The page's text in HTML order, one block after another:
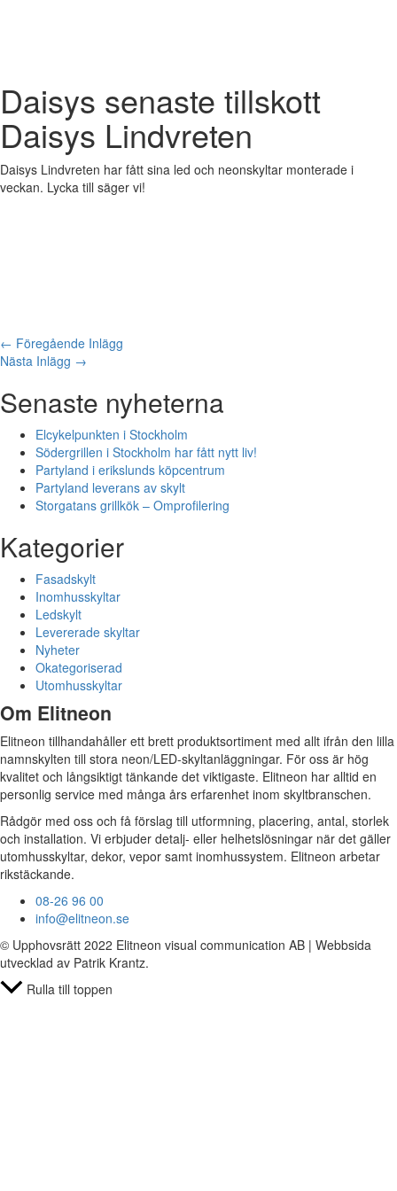
Daisys senaste tillskott
Daisys Lindvreten
Daisys Lindvreten har fått sina led och neonskyltar monterade i
veckan. Lycka till säger vi!
← Föregående Inlägg
Nästa Inlägg →
Senaste nyheterna
Elcykelpunkten i Stockholm
Södergrillen i Stockholm har fått nytt liv!
Partyland i erikslunds köpcentrum
Partyland leverans av skylt
Storgatans grillkök – Omprofilering
Kategorier
Fasadskylt
Inomhusskyltar
Ledskylt
Levererade skyltar
Nyheter
Okategoriserad
Utomhusskyltar
Om Elitneon
Elitneon tillhandahåller ett brett produktsortiment med allt ifrån den lilla
namnskylten till stora neon/LED-skyltanläggningar. För oss är hög
kvalitet och långsiktigt tänkande det viktigaste. Elitneon har alltid en
personlig service med många års erfarenhet inom skyltbranschen.
Rådgör med oss och få förslag till utformning, placering, antal, storlek
och installation. Vi erbjuder detalj- eller helhetslösningar när det gäller
utomhusskyltar, dekor, vepor samt inomhussystem. Elitneon arbetar
rikstäckande.
08-26 96 00
info@elitneon.se
© Upphovsrätt 2022 Elitneon visual communication AB | Webbsida
utvecklad av Patrik Krantz.
Rulla till toppen